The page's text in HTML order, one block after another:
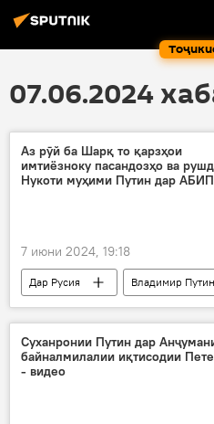
07.06.2024
Аз рӯй ба Шарқ то қарзҳои
имтиёзноку пасандозҳо ва
Нукоти муҳими Путин дар АБИП
7 июни 2024, 19:18
Дар Русия
Владимир Путин
навсозӣ
Санкт-Петербург
Форуми байналмилалии иқтисодӣ
президент
Суханронии Путин дар
байналмилалии иқтисодии
- видео